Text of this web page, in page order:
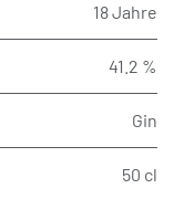
18 Jahre
41.2 %
Gin
50 cl